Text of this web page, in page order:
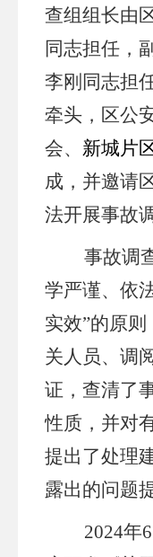
查组组长由
同志担任，
李刚同志担
牵头，区公
会、 新城片
成，并邀请
法开展事故
事故调
学严谨、依
实效”的原
关人员、调
证，查清了
性质，并对
提出了处理
露出的问题
2024年6